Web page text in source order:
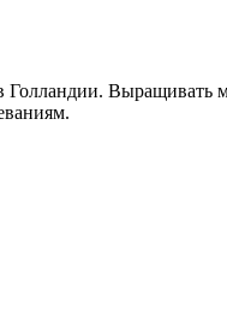
Выращивать